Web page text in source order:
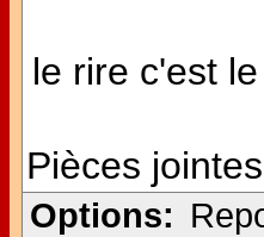
le rire c'est
Pièces
Options: